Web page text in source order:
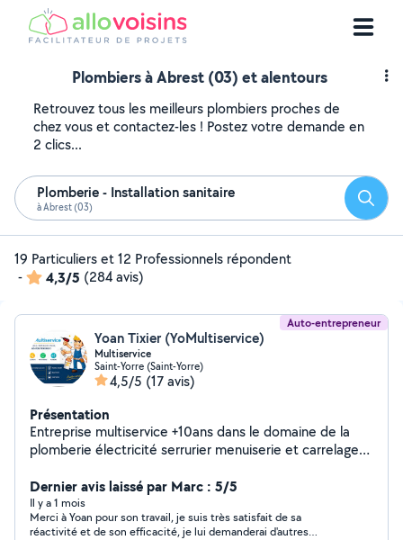
Plombiers à Abrest (03) et alentours
Retrouvez tous les meilleurs plombiers proches de
chez vous et contactez-les ! Postez votre demande en
2 clics...
Plomberie - Installation sanitaire
à Abrest (03)
19 Particuliers et 12 Professionnels répondent
-
4,3/5 (284 avis)
Auto-entrepreneur
Yoan Tixier (YoMultiservice)
Multiservice
Saint-Yorre (Saint-Yorre)
4,5/5 (17 avis)
Présentation
Entreprise multiservice +10ans dans le domaine de la
plomberie électricité serrurier menuiserie et carrelage
Dernier avis laissé par Marc : 5/5
Il y a 1 mois
Merci à Yoan pour son travail, je suis très satisfait de sa
réactivité et de son efficacité, je lui demanderai d'autres